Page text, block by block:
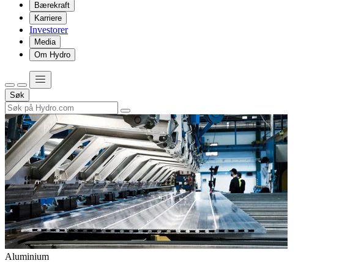
Bærekraft
Karriere
Investorer
Media
Om Hydro
Søk
Aluminium